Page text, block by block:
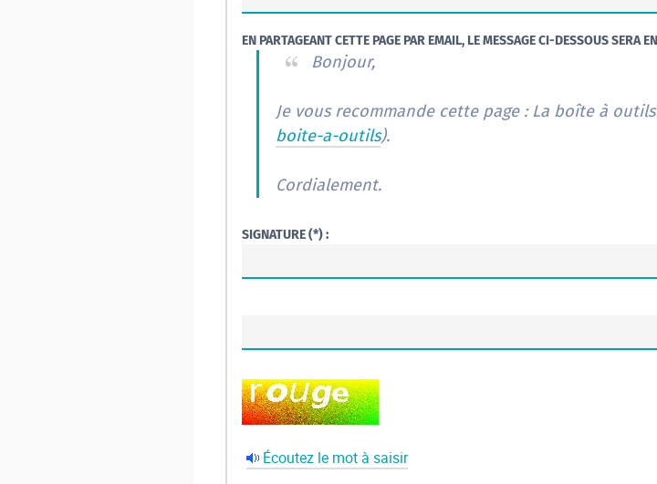
EN PARTAGEANT CETTE PAGE PAR EMAIL, LE MESSAGE CI-DESSOUS SERA
Bonjour,
Je vous recommande cette page : La boîte à
boite-a-outils).
Cordialement.
SIGNATURE (*) :
Écoutez le mot à saisir